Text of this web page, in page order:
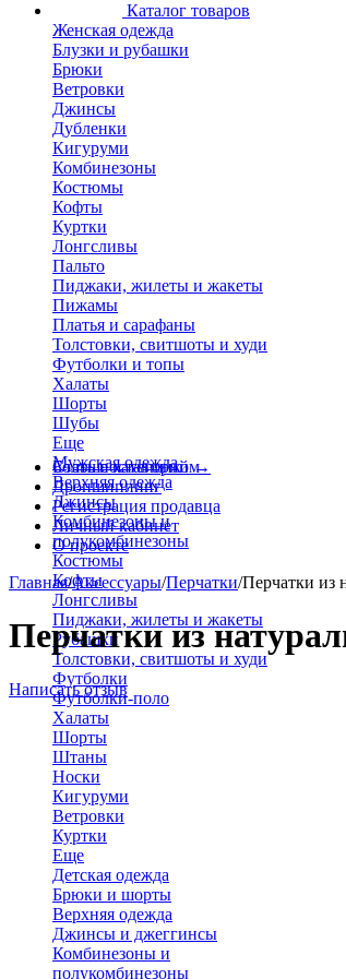
Каталог товаров
Женская одежда
Блузки и рубашки
Брюки
Ветровки
Джинсы
Дубленки
Кигуруми
Комбинезоны
Костюмы
Кофты
Куртки
Лонгсливы
Пальто
Пиджаки, жилеты и жакеты
Пижамы
Платья и сарафаны
Толстовки, свитшоты и худи
Футболки и топы
Халаты
Шорты
Шубы
Еще
Мужская одежда
Верхняя одежда
Джинсы
Комбинезоны и
полукомбинезоны
Костюмы
Кофты
Лонгсливы
Пиджаки, жилеты и жакеты
Рубашки
Толстовки, свитшоты и худи
Футболки
Футболки-поло
Халаты
Шорты
Штаны
Носки
Кигуруми
Ветровки
Куртки
Еще
Детская одежда
Брюки и шорты
Верхняя одежда
Джинсы и джеггинсы
Комбинезоны и
полукомбинезоны
Больше категорий→
Стать поставщиком
Дропшиппинг
Регистрация продавца
Личный кабинет
О проекте
Главная/Аксессуары/Перчатки/Перчатки из
Перчатки из
Написать отзыв